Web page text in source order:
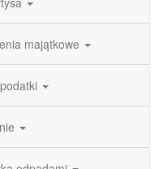
majątkowe